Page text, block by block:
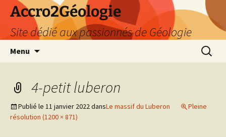
Accro2Géologie
Site dédié aux passionnés de Géologie
Menu
4-petit luberon
Publié le 11 janvier 2022dansLe massif du Luberon
Pleine
résolution (1200 × 871)